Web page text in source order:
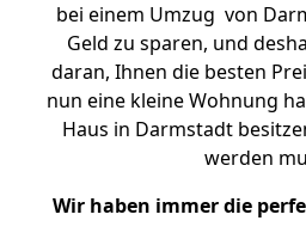
bei einem Umzug von
Geld zu sparen, und
daran, Ihnen die besten
nun eine kleine Wohnung
Haus in Darmstadt
werden
Wir haben immer die